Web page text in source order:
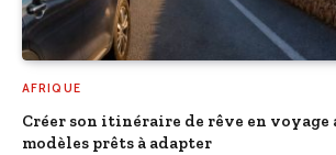
AFRIQUE
Créer son itinéraire de rêve en voyage
modèles prêts à adapter